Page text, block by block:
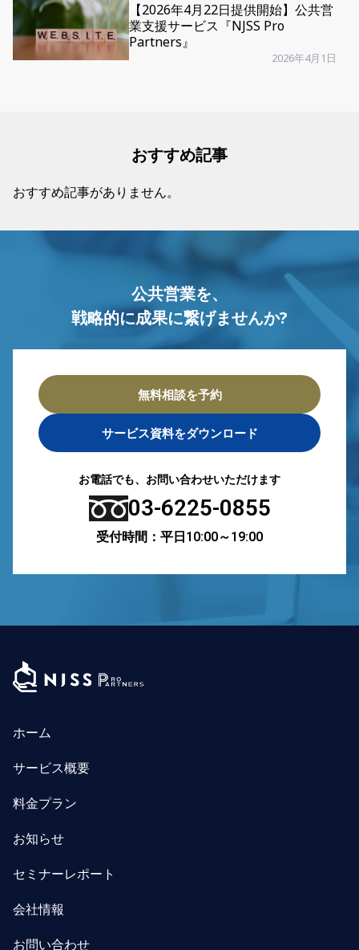
【2026年4月22日提供開始】公共営
業支援サービス『NJSS Pro
Partners』
2026年4月1日
おすすめ記事
おすすめ記事がありません。
公共営業を、
戦略的に成果に繋げませんか?
無料相談を予約
サービス資料をダウンロード
お電話でも、お問い合わせいただけます
03-6225-0855
受付時間：平日10:00～19:00
ホーム
サービス概要
料金プラン
お知らせ
セミナーレポート
会社情報
お問い合わせ